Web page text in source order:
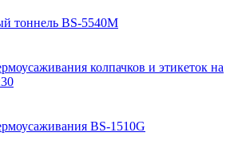
тоннель BS-5540M
колпачков и этикеток на
BS-1510G